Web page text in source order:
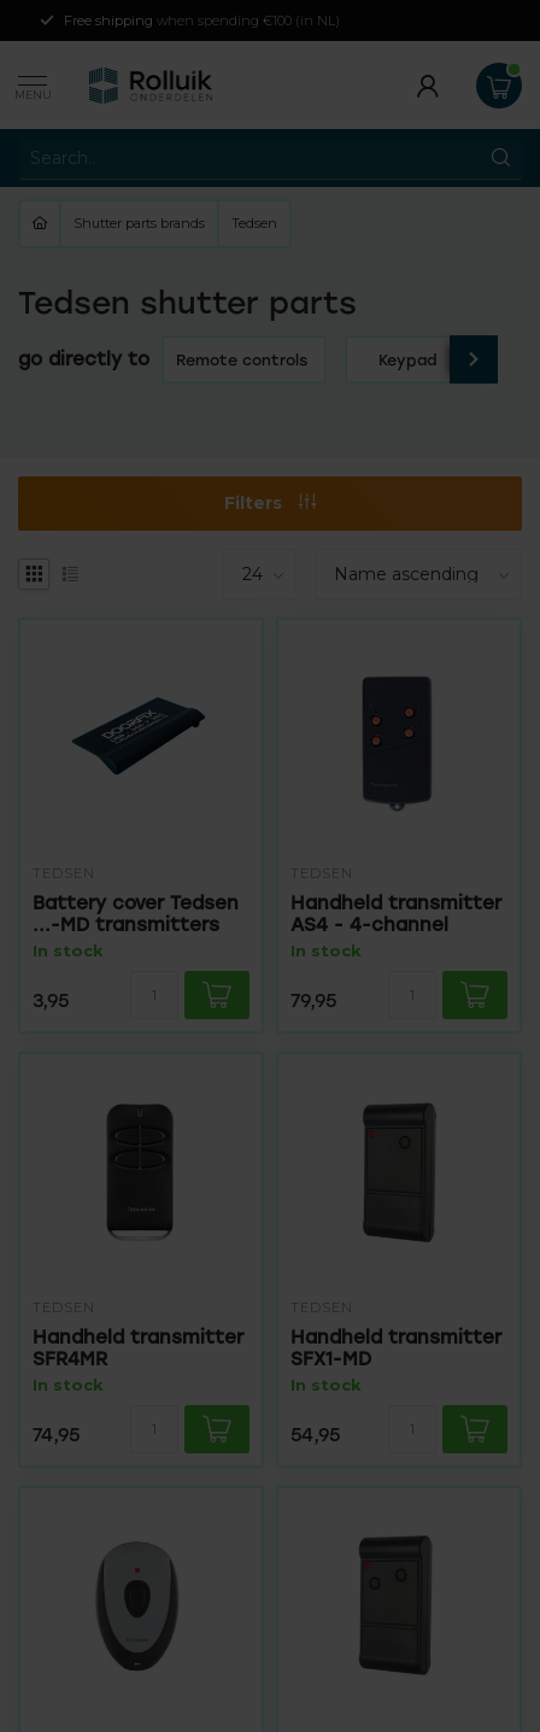
Free shipping when spending €100 (in NL)
MENU
Shutter parts brands Tedsen
Tedsen shutter parts
go directly to Remote controls Keypad
Filters
TEDSEN
Battery cover Tedsen
...-MD transmitters
In stock
3,95
TEDSEN
Handheld transmitter
AS4 - 4-channel
In stock
79,95
TEDSEN
Handheld transmitter
SFR4MR
In stock
74,95
TEDSEN
Handheld transmitter
SFX1-MD
In stock
54,95